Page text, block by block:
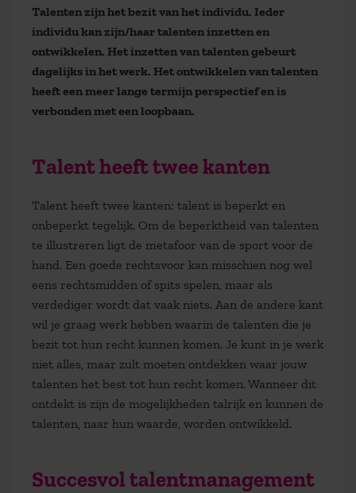
Talenten zijn het bezit van het individu. Ieder
individu kan zijn/haar talenten inzetten en
ontwikkelen. Het inzetten van talenten gebeurt
dagelijks in het werk. Het ontwikkelen van talenten
heeft een meer lange termijn perspectief en is
verbonden met een loopbaan.
Talent heeft twee kanten
Talent heeft twee kanten: talent is beperkt en
onbeperkt tegelijk. Om de beperktheid van talenten
te illustreren ligt de metafoor van de sport voor de
hand. Een goede rechtsvoor kan misschien nog wel
eens rechtsmidden of spits spelen, maar als
verdediger wordt dat vaak niets. Aan de andere kant
wil je graag werk hebben waarin de talenten die je
bezit tot hun recht kunnen komen. Je kunt in je werk
niet alles, maar zult moeten ontdekken waar jouw
talenten het best tot hun recht komen. Wanneer dit
ontdekt is zijn de mogelijkheden talrijk en kunnen de
talenten, naar hun waarde, worden ontwikkeld.
Succesvol talentmanagement